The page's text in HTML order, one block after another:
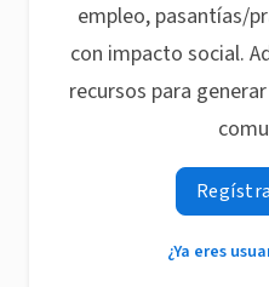
empleo, pasantías/
con impacto social.
recursos para
¿Ya eres